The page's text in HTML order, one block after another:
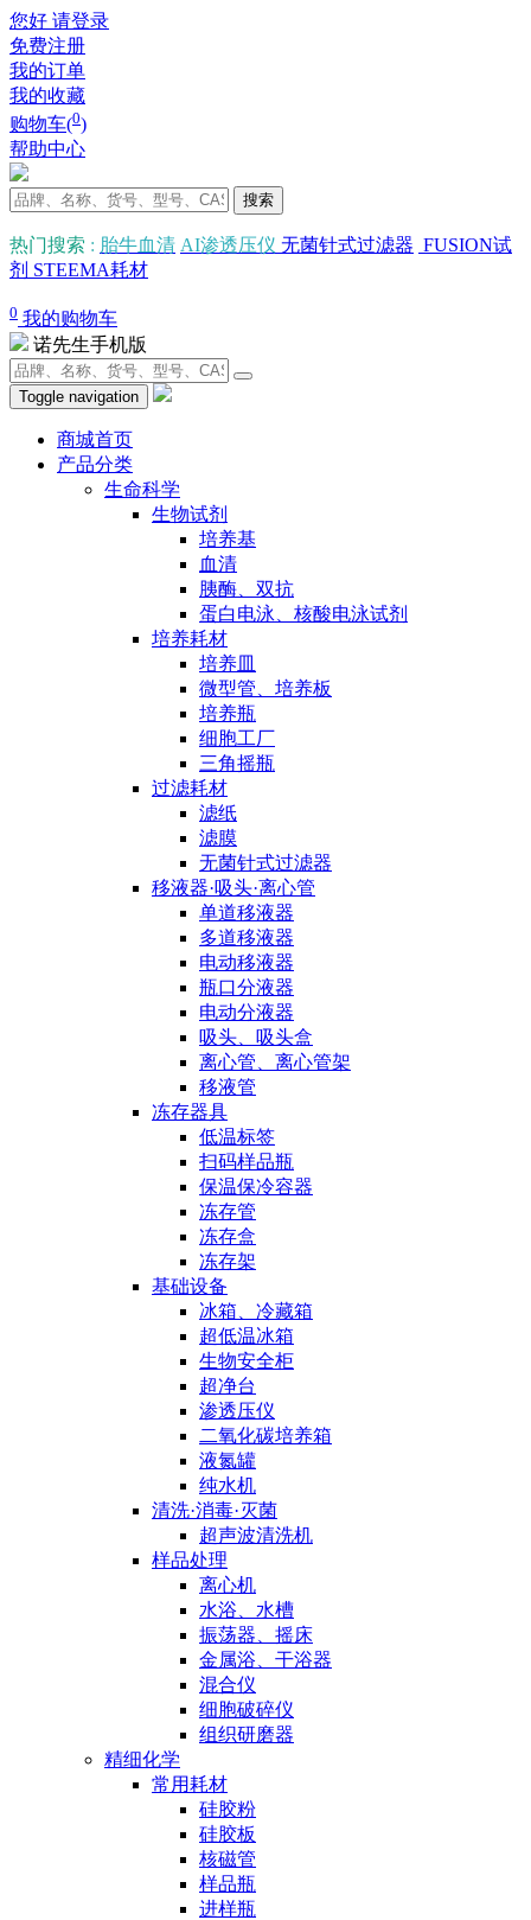
您好 请登录
免费注册
我的订单
我的收藏
购物车(0)
帮助中心
搜索
热门搜索 : 胎牛血清 AI渗透压仪 无菌针式过滤器 FUSION试
剂 STEEMA耗材
0 我的购物车
诺先生手机版
Toggle navigation
商城首页
产品分类
生命科学
生物试剂
培养基
血清
胰酶、双抗
蛋白电泳、核酸电泳试剂
培养耗材
培养皿
微型管、培养板
培养瓶
细胞工厂
三角摇瓶
过滤耗材
滤纸
滤膜
无菌针式过滤器
移液器·吸头·离心管
单道移液器
多道移液器
电动移液器
瓶口分液器
电动分液器
吸头、吸头盒
离心管、离心管架
移液管
冻存器具
低温标签
扫码样品瓶
保温保冷容器
冻存管
冻存盒
冻存架
基础设备
冰箱、冷藏箱
超低温冰箱
生物安全柜
超净台
渗透压仪
二氧化碳培养箱
液氮罐
纯水机
清洗·消毒·灭菌
超声波清洗机
样品处理
离心机
水浴、水槽
振荡器、摇床
金属浴、干浴器
混合仪
细胞破碎仪
组织研磨器
精细化学
常用耗材
硅胶粉
硅胶板
核磁管
样品瓶
进样瓶